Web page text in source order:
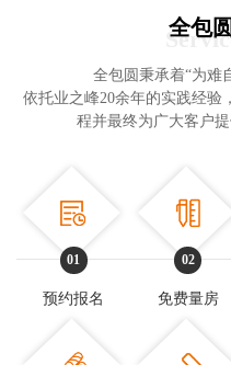
全包
全包圆秉承着“为难
依托业之峰20余年的实践经验
程并最终为广大客户
01
预约报名
02
免费量房